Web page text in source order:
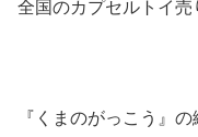
全国のカプセルトイ売
『くまのがっこう』